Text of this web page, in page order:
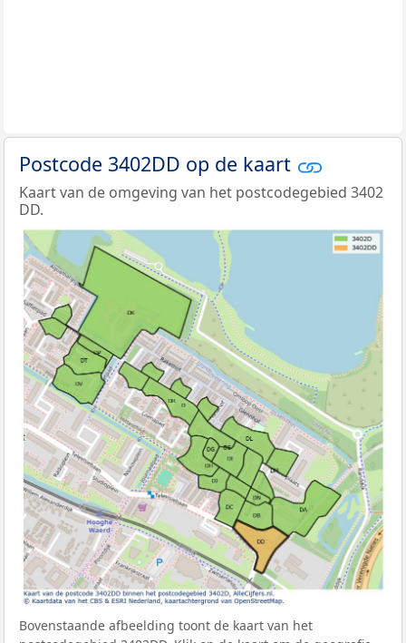
Postcode 3402DD op de kaart
Kaart van de omgeving van het postcodegebied 3402
DD.
Bovenstaande afbeelding toont de kaart van het